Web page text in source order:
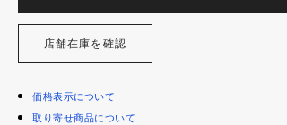
店舗在庫を確認
価格表示について
取り寄せ商品について